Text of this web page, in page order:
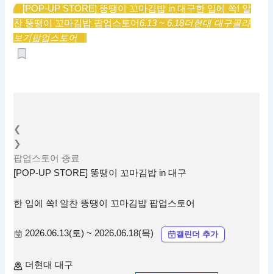
[POP-UP STORE] 뚱땡이 꼬마김밥 in 대구한 입에 쏙! 알
찬 뚱땡이 꼬마김밥 팝업스토어6.13 ~ 6.18더현대 대구골라
보기팝업스토어
❮
❯
팝업스토어 종료
[POP-UP STORE] 뚱땡이 꼬마김밥 in 대구
한 입에 쏙! 알찬 뚱땡이 꼬마김밥 팝업스토어
2026.06.13(토) ~ 2026.06.18(목) 캘린더 추가
더현대 대구